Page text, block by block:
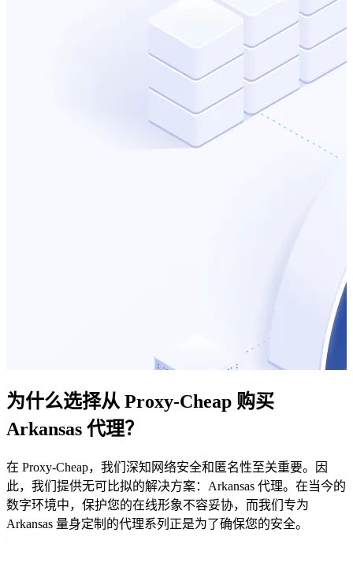
为什么选择从 Proxy-Cheap 购买
Arkansas 代理？
在 Proxy-Cheap，我们深知网络安全和匿名性至关重要。因
此，我们提供无可比拟的解决方案：Arkansas 代理。在当今的
数字环境中，保护您的在线形象不容妥协，而我们专为
Arkansas 量身定制的代理系列正是为了确保您的安全。